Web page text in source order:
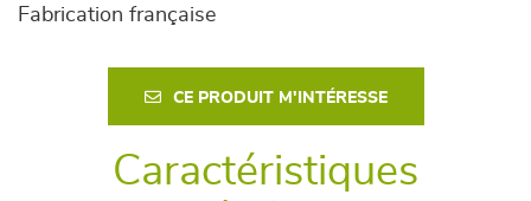
Fabrication française
CE PRODUIT M'INTÉRESSE
Caractéristiques